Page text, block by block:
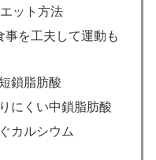
ット方法
を工夫して運動も
鎖脂肪酸
にくい中鎖脂肪酸
カルシウム